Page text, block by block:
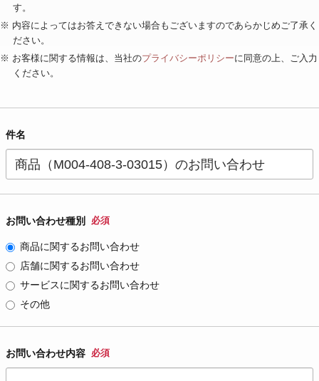
す。
※ 内容によってはお答えできない場合もございますのであらかじめご了承く
ださい。
※ お客様に関する情報は、当社のプライバシーポリシーに同意の上、ご入力
ください。
件名
お問い合わせ種別 必須
商品に関するお問い合わせ
店舗に関するお問い合わせ
サービスに関するお問い合わせ
その他
お問い合わせ内容 必須